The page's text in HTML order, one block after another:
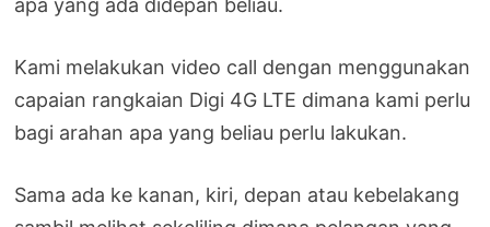
apa yang ada didepan beliau.
Kami melakukan video call dengan menggunakan
capaian rangkaian Digi 4G LTE dimana kami perlu
bagi arahan apa yang beliau perlu lakukan.
Sama ada ke kanan, kiri, depan atau kebelakang